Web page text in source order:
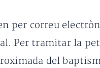
per correu
Per tramitar la
del